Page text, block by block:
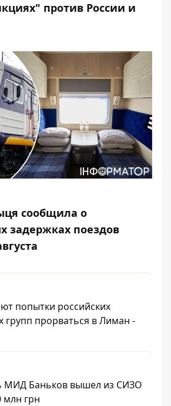
против России и
сообщила о
задержках поездов
попытки российских
групп прорваться в Лиман -
МИД Баньков вышел из СИЗО
млн грн